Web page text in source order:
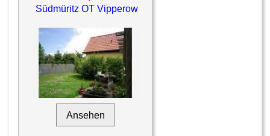
Südmüritz OT Vipperow
Ansehen